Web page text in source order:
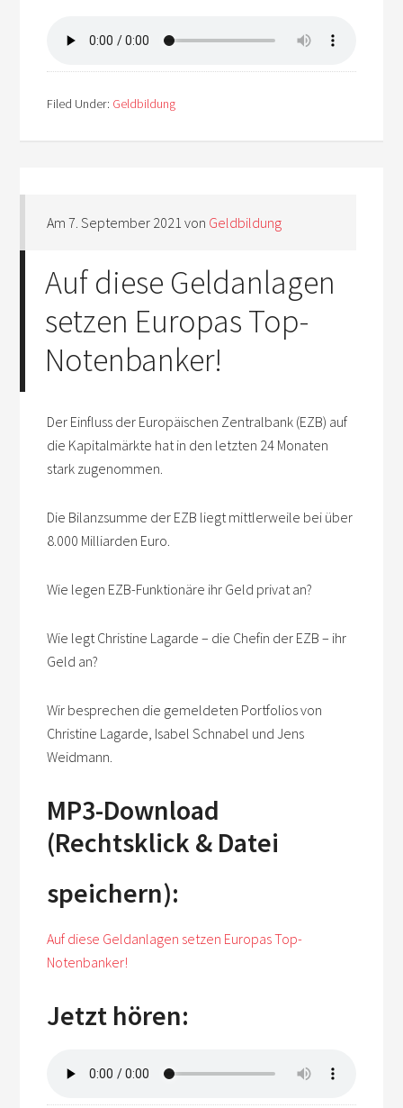
Filed Under: Geldbildung
Am7. September 2021 von Geldbildung
Auf diese Geldanlagen
setzen Europas Top-
Notenbanker!
Der Einfluss der Europäischen Zentralbank (EZB) auf
die Kapitalmärkte hat in den letzten 24 Monaten
stark zugenommen.
Die Bilanzsumme der EZB liegt mittlerweile bei über
8.000 Milliarden Euro.
Wie legen EZB-Funktionäre ihr Geld privat an?
Wie legt Christine Lagarde – die Chefin der EZB – ihr
Geld an?
Wir besprechen die gemeldeten Portfolios von
Christine Lagarde, Isabel Schnabel und Jens
Weidmann.
MP3-Download
(Rechtsklick & Datei
speichern):
Auf diese Geldanlagen setzen Europas Top-
Notenbanker!
Jetzt hören: